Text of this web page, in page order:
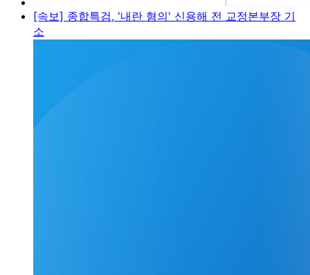
[속보] 종합특검, '내란 혐의' 신용해 전 교정본부장 기
소